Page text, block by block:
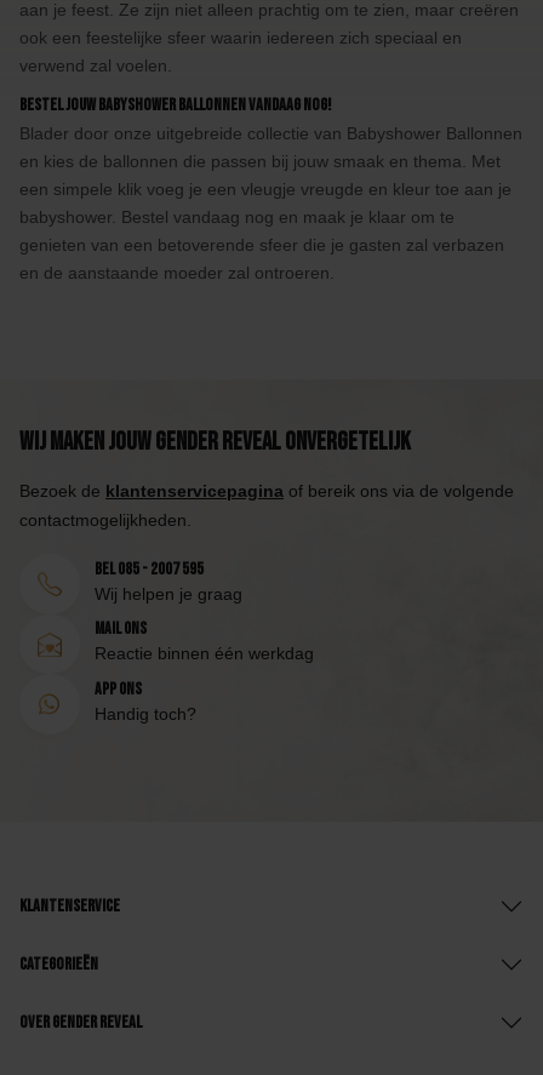
aan je feest. Ze zijn niet alleen prachtig om te zien, maar creëren
ook een feestelijke sfeer waarin iedereen zich speciaal en
verwend zal voelen.
Bestel Jouw Babyshower Ballonnen Vandaag Nog!
Blader door onze uitgebreide collectie van Babyshower Ballonnen
en kies de ballonnen die passen bij jouw smaak en thema. Met
een simpele klik voeg je een vleugje vreugde en kleur toe aan je
babyshower. Bestel vandaag nog en maak je klaar om te
genieten van een betoverende sfeer die je gasten zal verbazen
en de aanstaande moeder zal ontroeren.
Wij maken jouw Gender Reveal onvergetelijk
Bezoek de klantenservicepagina of bereik ons via de volgende
contactmogelijkheden.
Bel 085 - 2007 595
Wij helpen je graag
Mail ons
Reactie binnen één werkdag
App ons
Handig toch?
Klantenservice
Categorieën
Over Gender Reveal